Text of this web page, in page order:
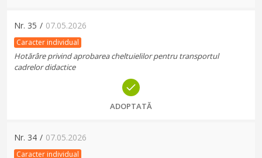
Nr. 35 / 07.05.2026
Caracter individual
Hotărâre privind aprobarea cheltuielilor pentru transportul
cadrelor didactice
ADOPTATĂ
Nr. 34 / 07.05.2026
Caracter individual